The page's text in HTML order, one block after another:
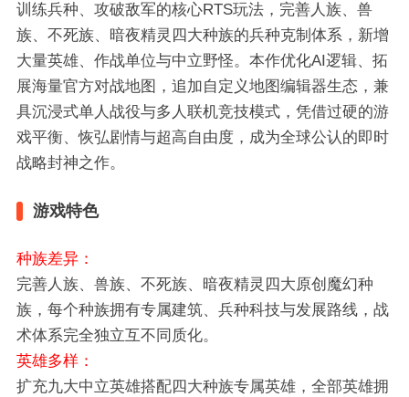
训练兵种、攻破敌军的核心RTS玩法，完善人族、兽
族、不死族、暗夜精灵四大种族的兵种克制体系，新增
大量英雄、作战单位与中立野怪。本作优化AI逻辑、拓
展海量官方对战地图，追加自定义地图编辑器生态，兼
具沉浸式单人战役与多人联机竞技模式，凭借过硬的游
戏平衡、恢弘剧情与超高自由度，成为全球公认的即时
战略封神之作。​
游戏特色
种族差异：
完善人族、兽族、不死族、暗夜精灵四大原创魔幻种
族，每个种族拥有专属建筑、兵种科技与发展路线，战
术体系完全独立互不同质化。
英雄多样：
扩充九大中立英雄搭配四大种族专属英雄，全部英雄拥